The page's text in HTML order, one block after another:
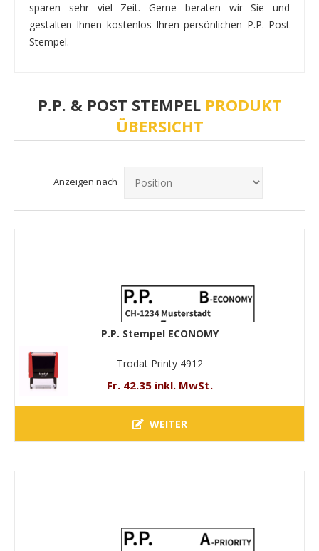
sparen sehr viel Zeit. Gerne beraten wir Sie und
gestalten Ihnen kostenlos Ihren persönlichen P.P. Post
Stempel.
P.P. & POST STEMPELPRODUKT
ÜBERSICHT
Anzeigen nach
P.P. Stempel ECONOMY
Trodat Printy 4912
Fr. 42.35 inkl. MwSt.
WEITER